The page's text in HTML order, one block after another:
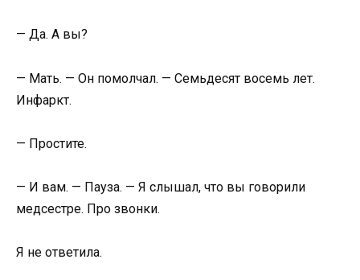
— Да. А вы?
— Мать. — Он помолчал. — Семьдесят восемь лет.
Инфаркт.
— Простите.
— И вам. — Пауза. — Я слышал, что вы говорили
медсестре. Про звонки.
Я не ответила.